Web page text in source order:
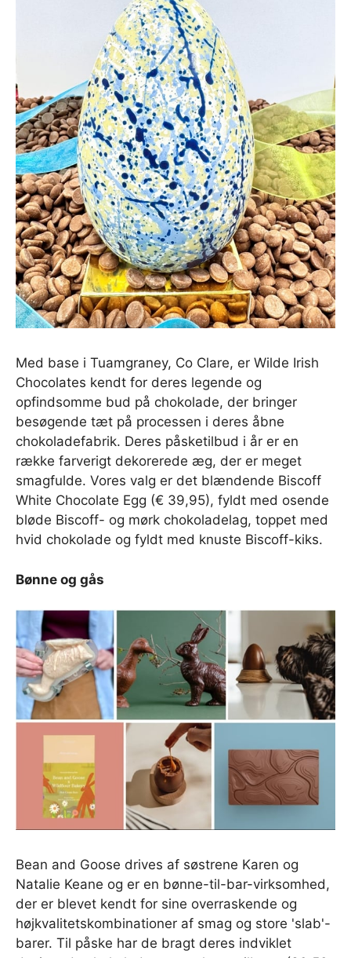
Med base i Tuamgraney, Co Clare, er Wilde Irish
Chocolates kendt for deres legende og
opfindsomme bud på chokolade, der bringer
besøgende tæt på processen i deres åbne
chokoladefabrik. Deres påsketilbud i år er en
række farverigt dekorerede æg, der er meget
smagfulde. Vores valg er det blændende Biscoff
White Chocolate Egg (€ 39,95), fyldt med osende
bløde Biscoff- og mørk chokoladelag, toppet med
hvid chokolade og fyldt med knuste Biscoff-kiks.
Bønne og gås
Bean and Goose drives af søstrene Karen og
Natalie Keane og er en bønne-til-bar-virksomhed,
der er blevet kendt for sine overraskende og
højkvalitetskombinationer af smag og store 'slab'-
barer. Til påske har de bragt deres indviklet